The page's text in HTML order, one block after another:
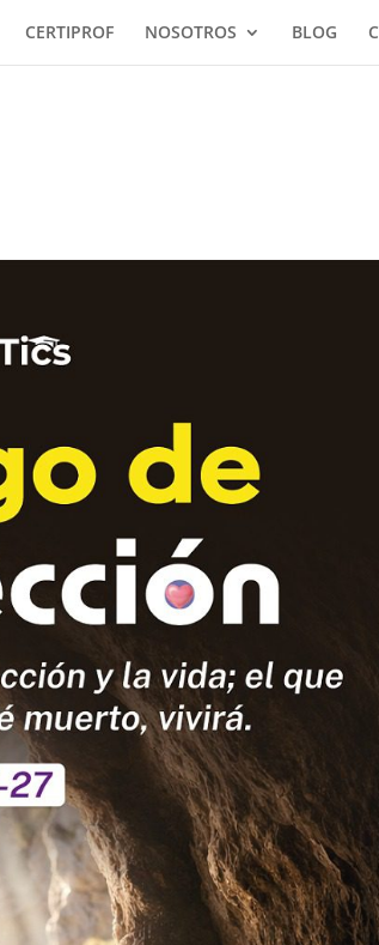
CERTIPROF NOSOTROS BLOG